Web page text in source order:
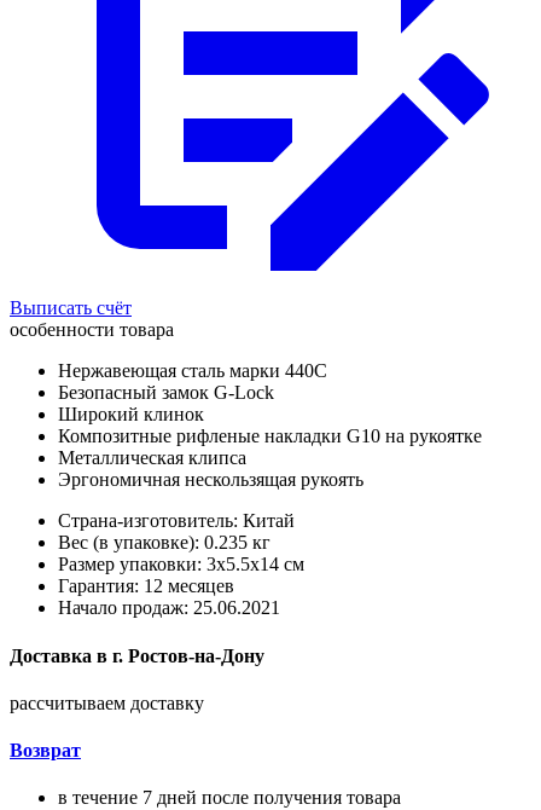
Выписать счёт
особенности товара
Нержавеющая сталь марки 440С
Безопасный замок G-Lock​
Широкий клинок
Композитные рифленые накладки G10 на рукоятке
Металлическая клипса
Эргономичная нескользящая рукоять
Страна-изготовитель: Китай
Вес (в упаковке): 0.235 кг
Размер упаковки: 3x5.5x14 см
Гарантия: 12 месяцев
Начало продаж: 25.06.2021
Доставка в г. Ростов-на-Дону
рассчитываем доставку
Возврат
в течение 7 дней после получения товара